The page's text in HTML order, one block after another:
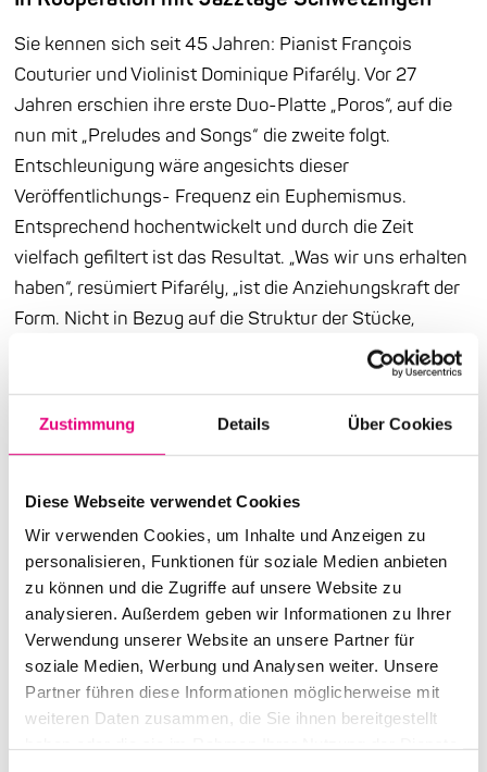
Zustimmung Details Über Cookies
Diese Webseite verwendet Cookies
Wir verwenden Cookies, um Inhalte und Anzeigen zu
personalisieren, Funktionen für soziale Medien anbieten
zu können und die Zugriffe auf unsere Website zu
analysieren. Außerdem geben wir Informationen zu Ihrer
Verwendung unserer Website an unsere Partner für
soziale Medien, Werbung und Analysen weiter. Unsere
Partner führen diese Informationen möglicherweise mit
weiteren Daten zusammen, die Sie ihnen bereitgestellt
Sie kennen sich seit 45 Jahren: Pianist François
Couturier und Violinist Dominique Pifarély. Vor 27
Jahren erschien ihre erste Duo-Platte „Poros“, auf die
nun mit „Preludes and Songs“ die zweite folgt.
Entschleunigung wäre angesichts dieser
Veröffentlichungs- Frequenz ein Euphemismus.
Entsprechend hochentwickelt und durch die Zeit
vielfach gefiltert ist das Resultat. „Was wir uns erhalten
haben“, resümiert Pifarély, „ist die Anziehungskraft der
Form. Nicht in Bezug auf die Struktur der Stücke,
sondern auf das Vokabular, das wir verwenden.“ Auch
dieser Akribie wegen gelten beide Künstler als prägende
Figuren der europäischen Improvisations-Szene.
Couturier hat sich u.a. mit dem Tarkovsky Quartet, das
gefeiertes Konzert spielte, ein künstlerisches Denkmal
gesetzt. Und der ausgewiesene Duo-Spezialist Pifarély
hat unter anderem mit Joachim Kühn, Michel Godard
oder Rabih Abou-Khalil gearbeitet. Das neue Duo-
Album kombiniert Standards mit Eigenkompositionen –
derart logisch zusammengeführt, dass hier tatsächlich
so etwas wie ein neues Format entsteht. Der
Deutschlandfunk fasste es wie folgt zusammen: „Wie
aus dem Nebel der Zeiten tauchen die vertrauten